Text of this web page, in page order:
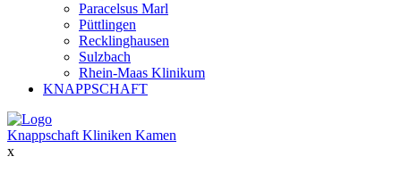
Paracelsus Marl
Püttlingen
Recklinghausen
Sulzbach
Rhein-Maas Klinikum
KNAPPSCHAFT
Knappschaft Kliniken Kamen
x